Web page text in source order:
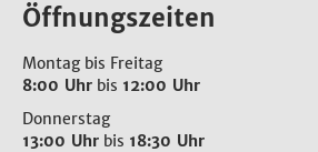
Öffnungszeiten
Montag bis Freitag
8:00 Uhr bis 12:00 Uhr
Donnerstag
13:00 Uhr bis 18:30 Uhr